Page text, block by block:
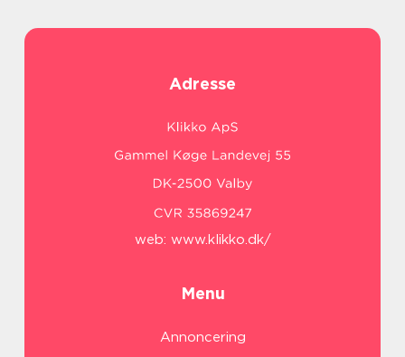
Adresse
web: www.klikko.dk/
Menu
Annoncering